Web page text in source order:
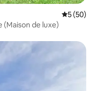
Note
5 (50)
(Maison de luxe)
plus aimés